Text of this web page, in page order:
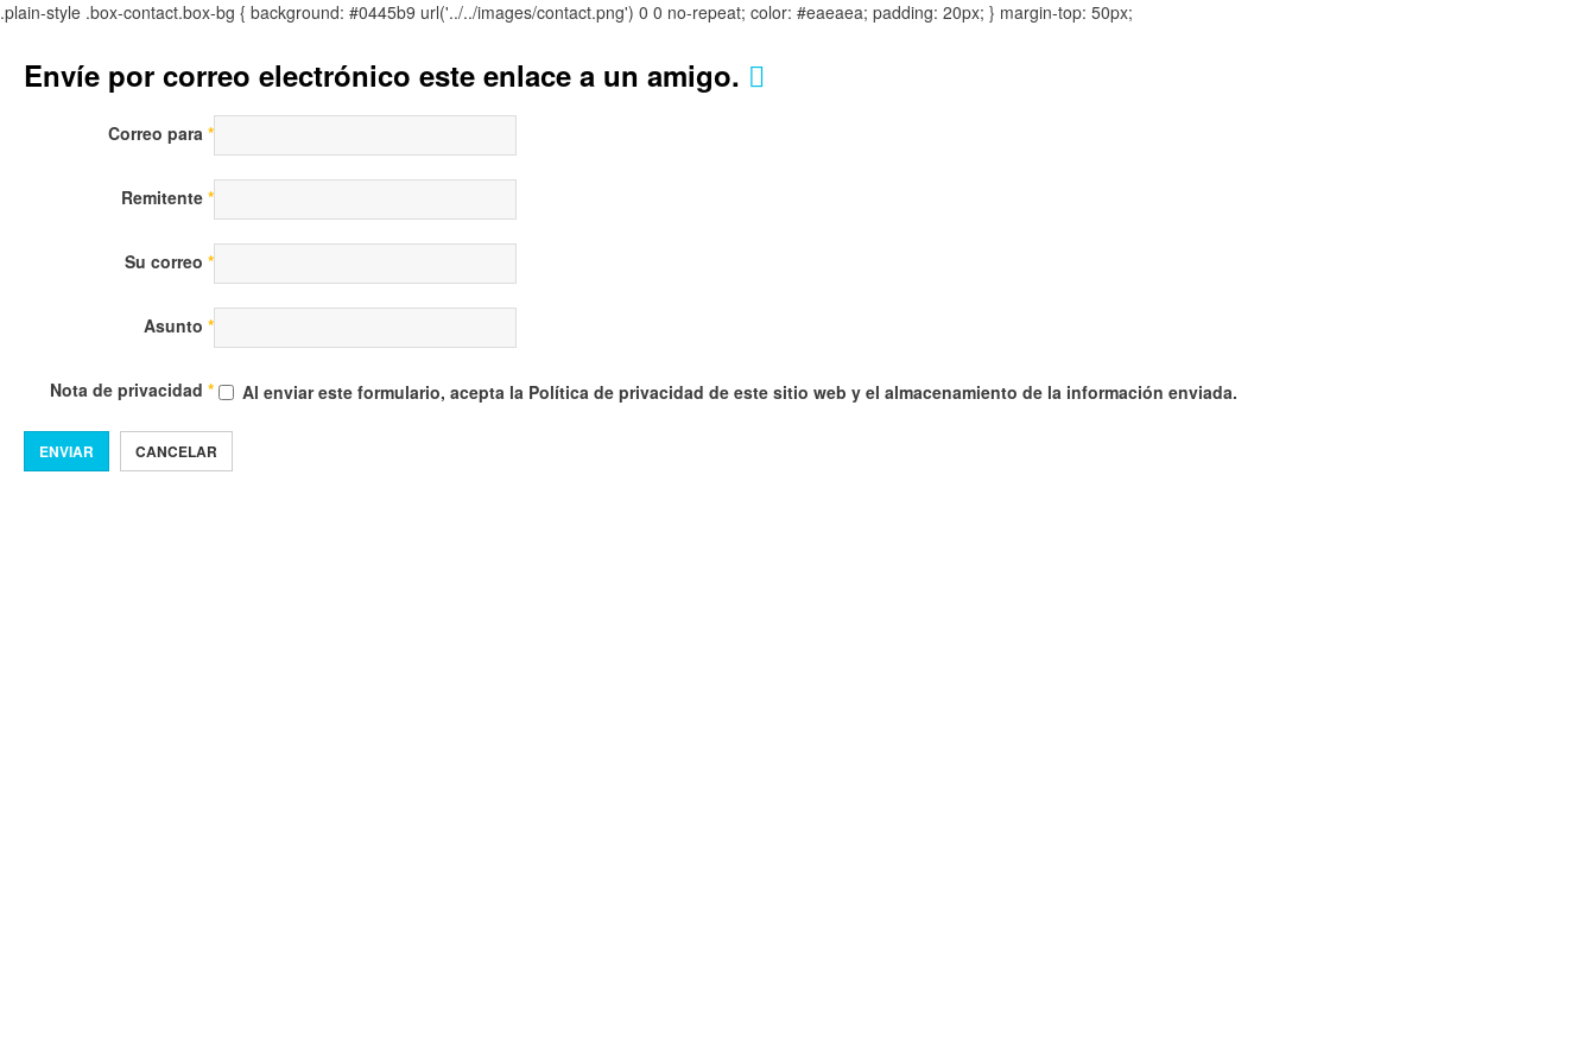
.plain-style .box-contact.box-bg { background: #0445b9 url('../../images/contact.png') 0 0 no-repeat; color: #eaeaea; padding: 20px; } margin-top: 50px;
Envíe por correo electrónico este enlace a un amigo.
Correo para *
Remitente *
Su correo *
Asunto *
Nota de privacidad * Al enviar este formulario, acepta la Política de privacidad de este sitio web y el almacenamiento de la información enviada.
ENVIAR CANCELAR